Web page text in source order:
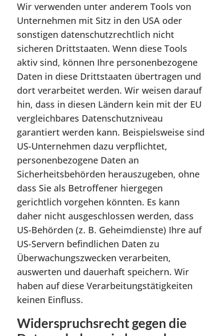
Wir verwenden unter anderem Tools von
Unternehmen mit Sitz in den USA oder
sonstigen datenschutzrechtlich nicht
sicheren Drittstaaten. Wenn diese Tools
aktiv sind, können Ihre personenbezogene
Daten in diese Drittstaaten übertragen und
dort verarbeitet werden. Wir weisen darauf
hin, dass in diesen Ländern kein mit der EU
vergleichbares Datenschutzniveau
garantiert werden kann. Beispielsweise sind
US-Unternehmen dazu verpflichtet,
personenbezogene Daten an
Sicherheitsbehörden herauszugeben, ohne
dass Sie als Betroffener hiergegen
gerichtlich vorgehen könnten. Es kann
daher nicht ausgeschlossen werden, dass
US-Behörden (z. B. Geheimdienste) Ihre auf
US-Servern befindlichen Daten zu
Überwachungszwecken verarbeiten,
auswerten und dauerhaft speichern. Wir
haben auf diese Verarbeitungstätigkeiten
keinen Einfluss.
Widerspruchsrecht gegen die